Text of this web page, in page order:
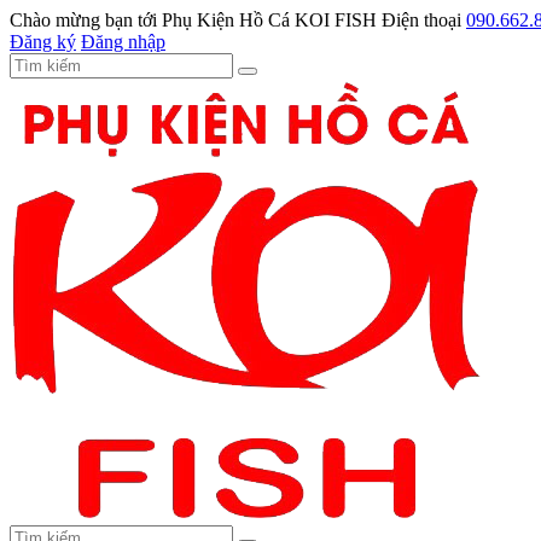
Chào mừng bạn tới Phụ Kiện Hồ Cá KOI FISH Điện thoại
Đăng ký Đăng nhập